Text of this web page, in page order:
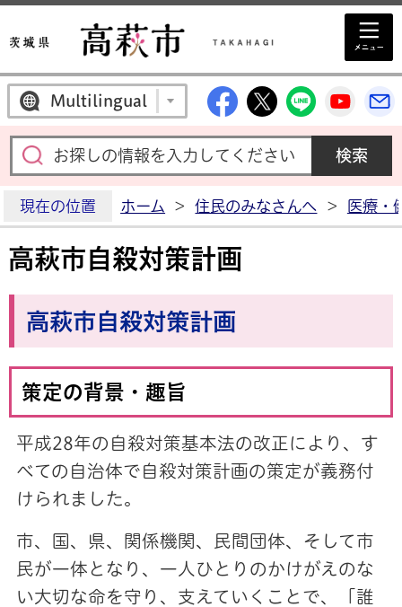
Multilingual 高萩市公式
高萩市公式X
高萩市
高
現在の位置 ホーム > 住民のみなさんへ > 医療・
高萩市自殺対策計画
高萩市自殺対策計画
策定の背景・趣旨
平成28年の自殺対策基本法の改正により、す
べての自治体で自殺対策計画の策定が義務付
けられました。
市、国、県、関係機関、民間団体、そして市
民が一体となり、一人ひとりのかけがえのな
い大切な命を守り、支えていくことで、「誰